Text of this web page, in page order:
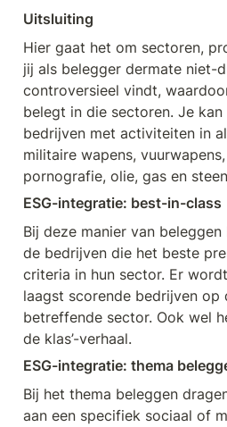
Uitsluiting
Hier gaat het om sectoren,
jij als belegger dermate niet-
controversieel vindt,
belegt in die sectoren. Je kan
bedrijven met activiteiten in
militaire wapens,
pornografie, olie, gas en
ESG-integratie: best-in-class
Bij deze manier van
de bedrijven die het beste
criteria in hun sector. Er
laagst scorende bedrijven op
betreffende sector. Ook wel
de klas’-verhaal.
ESG-integratie: thema
Bij het thema beleggen
aan een specifiek sociaal of